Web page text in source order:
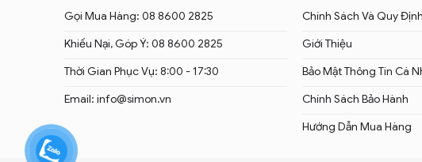
Gọi Mua Hàng: 08 8600 2825
Khiếu Nại, Góp Ý: 08 8600 2825
Thời Gian Phục Vụ: 8:00 - 17:30
Email: info@simon.vn
Chính Sách Và Quy
Giới Thiệu
Bảo Mật Thông Tin Cá
Chính Sách Bảo Hành
Hướng Dẫn Mua Hàng